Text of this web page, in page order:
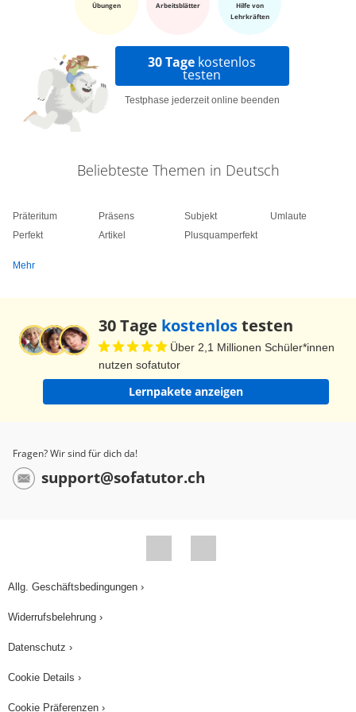
eine Erwiderung oder ein Widerspruch. In der
Lyrik ist sie etwas konkreter ein Gegenüberstellen
von Gedanken, häufig von Gegensätzen. Sie
bewirkt dabei Kontrast, Spannung oder Auf- und
Abwertung. Mit ihr wird oft innere Zerrissenheit
ausgedrückt.
interessant - unser Leben sowieso. Ich sag - ciao.
Übungen Arbeitsblätter
Hilfe von
Lehrkräften
30 Tage kostenlos
testen
Testphase jederzeit online beenden
Beliebteste Themen in Deutsch
Präteritum
Perfekt
Präsens
Artikel
Subjekt
Plusquamperfekt
Umlaute
Mehr
30 Tage kostenlostesten
Über 2,1 Millionen Schüler*innen
nutzen sofatutor
Lernpakete anzeigen
Fragen? Wir sind für dich da!
support@sofatutor.ch
Allg. Geschäftsbedingungen ›
Widerrufsbelehrung ›
Datenschutz ›
Cookie Details ›
Cookie Präferenzen ›